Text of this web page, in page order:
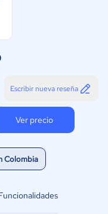
Escribir nueva reseña
Ver precio
Colombia